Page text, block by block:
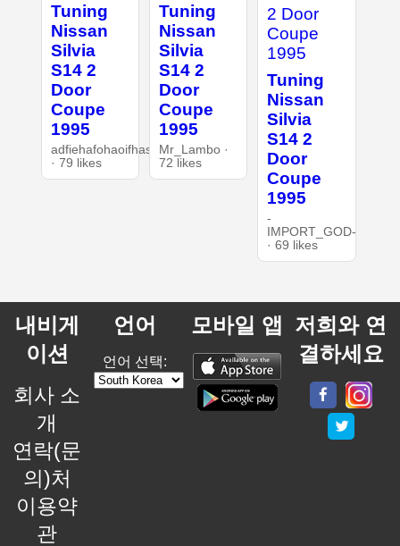
Tuning
Nissan
Silvia
S14 2
Door
Coupe
1995
adfiehafohaoifhasd
· 79 likes
Tuning
Nissan
Silvia
S14 2
Door
Coupe
1995
Mr_Lambo ·
72 likes
Tuning
Nissan
Silvia
S14 2
Door
Coupe
1995
-
IMPORT_GOD-
· 69 likes
내비게
이션
회사 소
개
연락(문
의)처
이용약
관
언어
언어 선택:
모바일 앱 저희와 연
결하세요